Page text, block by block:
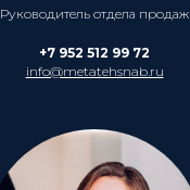
Руководитель отдела продаж
+7 952 512 99 72
info@metatehsnab.ru